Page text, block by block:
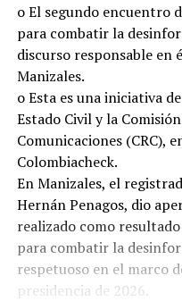
o El segundo encuentro
para combatir la
discurso responsable en
Manizales.
o Esta es una iniciativa
Estado Civil y la
Comunicaciones (CRC),
Colombiacheck.
En Manizales, el
Hernán Penagos, dio
realizado como
para combatir la
respetuoso en el marco
presidencia de 2026.